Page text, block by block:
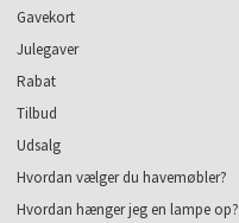
Gavekort
Julegaver
Rabat
Tilbud
Udsalg
Hvordan vælger du havemøbler?
Hvordan hænger jeg en lampe op?